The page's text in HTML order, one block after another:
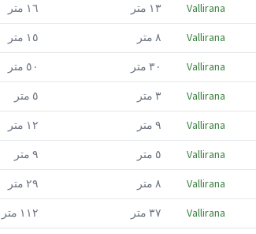
١٦ متر ١٣ متر Vallirana
١٥ متر ٨ متر Vallirana
٥٠ متر ٣٠ متر Vallirana
٥ متر ٣ متر Vallirana
١٢ متر ٩ متر Vallirana
٩ متر ٥ متر Vallirana
٢٩ متر ٨ متر Vallirana
١١٢ متر ٣٧ متر Vallirana